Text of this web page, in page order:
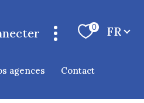
0 Langue
FR
agences contact